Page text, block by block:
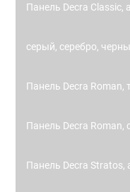
Панель Decra Classic,
серый, серебро,
Панель Decra Roman,
Панель Decra Roman,
Панель Decra Stratos,